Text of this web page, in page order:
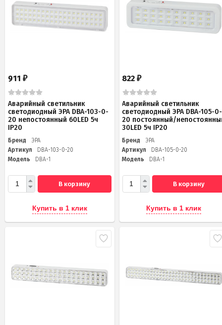
911 ₽
Аварийный светильник
светодиодный ЭРА DBA-103-0-
20 непостоянный 60LED 5ч
IP20
Бренд
ЭРА
Артикул
DBA-103-0-20
Модель
DBA-1
В корзину
Купить в 1 клик
822₽
Аварийный светильник
светодиодный ЭРА DBA-105-0-
20 постоянный/
30LED 5ч IP20
Бренд
ЭРА
Артикул
DBA-105-0-20
Модель
DBA-1
В корзину
Купить в 1 клик